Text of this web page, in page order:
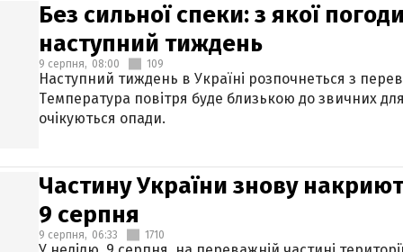
Без сильної спеки: з якої
наступний тиждень
9 серпня, 08:00 109
Наступний тиждень в Україні розпочнеться з
Температура повітря буде близькою до звичних
очікуються опади.
Частину України знову
9 серпня
9 серпня, 06:33 1710